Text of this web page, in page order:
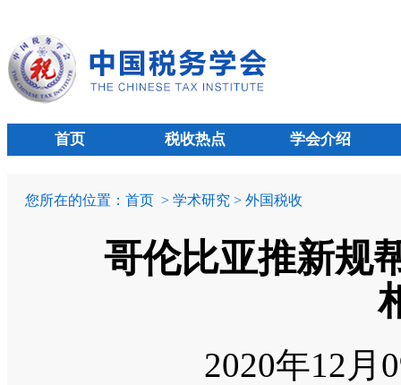
首页 税收热点 学会介绍
您所在的位置： 首页 > 学术研究 > 外国税收
哥伦比亚推新规
2020年12月